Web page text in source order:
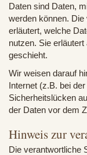
Daten sind Daten,
werden können.
erläutert, welche
nutzen. Sie
geschieht.
Wir weisen darauf
Internet (z.B. bei
Sicherheitslücken
der Daten vor dem
Hinweis zur
Die verantwortliche